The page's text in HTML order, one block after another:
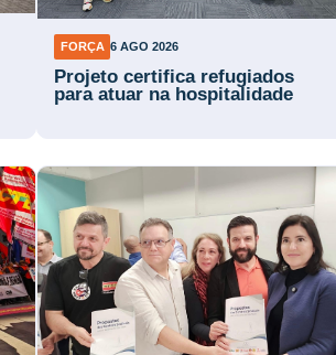
FORÇA 6 AGO 2026
Projeto certifica refugiados
para atuar na hospitalidade